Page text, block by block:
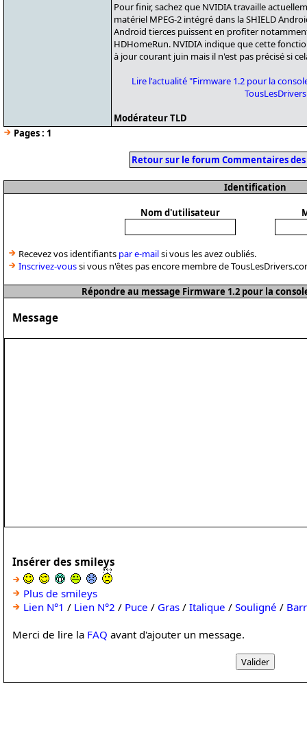
Pour finir, sachez que NVIDIA travaille
matériel MPEG-2 intégré dans la SHIELD
Android tierces puissent en profiter
HDHomeRun. NVIDIA indique que cette
à jour courant juin mais il n'est pas précisé si
Lire l'actualité "Firmware 1.2 pour la
Modérateur TLD
Pages : 1
Retour sur le forum Commentaires
Identification
Nom d'utilisateur
Recevez vos identifiants par e-mailsi vous les avez oubliés.
Inscrivez-voussi vous n'êtes pas encore membre de
Répondre au message Firmware 1.2 pour la
Message
Insérer des smileys
Plus de smileys
Lien N°1 / Lien N°2 / Puce / Gras / Italique / Souligné /
Merci de lire la FAQ avant d'ajouter un message.